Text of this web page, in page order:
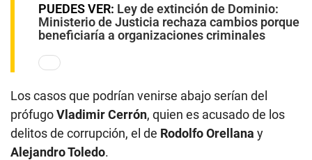
PUEDES VER: Ley de extinción de Dominio:
Ministerio de Justicia rechaza cambios porque
beneficiaría a organizaciones criminales
Los casos que podrían venirse abajo serían del
prófugoVladimir Cerrón, quien es acusado de los
delitos de corrupción, el de Rodolfo Orellana y
Alejandro Toledo.